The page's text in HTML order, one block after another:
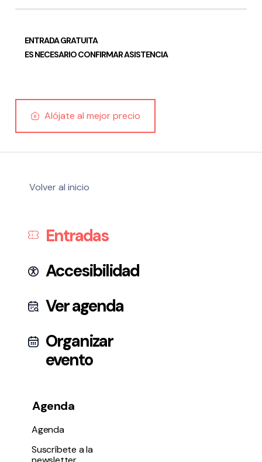
ENTRADA GRATUITA
ES NECESARIO CONFIRMAR ASISTENCIA
Alójate al mejor precio
Volver al inicio
Entradas
Accesibilidad
Ver agenda
Organizar
evento
Agenda
Agenda
Suscríbete a la